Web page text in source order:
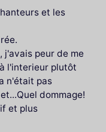
et les
peur de me
l'interieur plutôt
n'était pas
dommage!
et plus